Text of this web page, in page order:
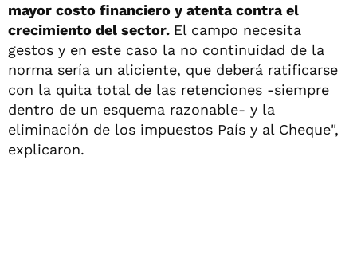
mayor costo financiero y atenta contra el
crecimiento del sector. El campo necesita
gestos y en este caso la no continuidad de la
norma sería un aliciente, que deberá ratificarse
con la quita total de las retenciones -siempre
dentro de un esquema razonable- y la
eliminación de los impuestos País y al Cheque",
explicaron.